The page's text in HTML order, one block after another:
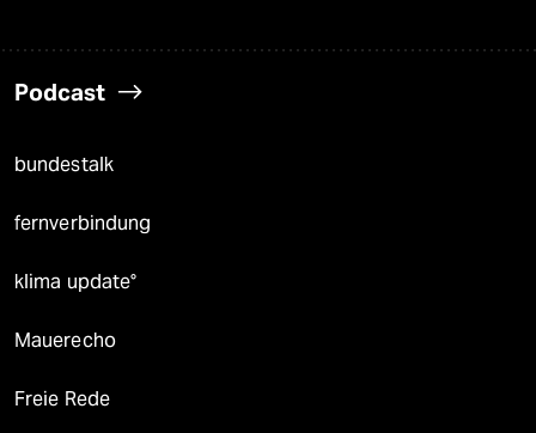
Podcast
bundestalk
fernverbindung
klima update°
Mauerecho
Freie Rede